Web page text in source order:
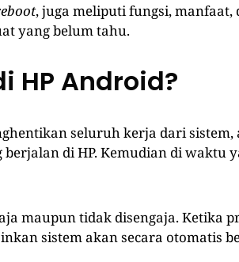
, juga meliputi fungsi, manfaat,
yang belum tahu.
HP Android?
seluruh kerja dari sistem,
di HP. Kemudian di waktu
maupun tidak disengaja. Ketika
sistem akan secara otomatis